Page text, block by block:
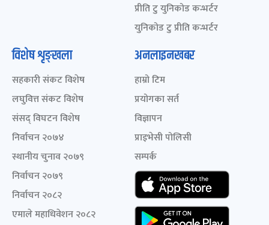
प्रीति टु युनिकोड कन्भर्टर
युनिकोड टु प्रीति कन्भर्टर
विशेष शृङ्खला
सहकारी संकट विशेष
लघुवित्त संकट विशेष
संसद् विघटन विशेष
निर्वाचन २०७४
स्थानीय चुनाव २०७९
निर्वाचन २०७९
निर्वाचन २०८२
एमाले महाधिवेशन २०८२
अनलाइनखबर
हाम्रो टिम
प्रयोगका सर्त
विज्ञापन
प्राइभेसी पोलिसी
सम्पर्क